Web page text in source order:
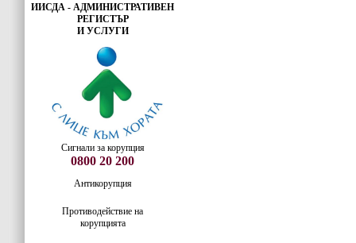
ИИСДА - АДМИНИСТРАТИВЕН
РЕГИСТЪР
И УСЛУГИ
Сигнали за корупция
0800 20 200
Антикорупция
Противодействие на
корупцията